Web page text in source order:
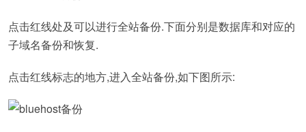
点击红线处及可以进行全站备份.下面分别是数据库和对应的
子域名备份和恢复.
点击红线标志的地方,进入全站备份,如下图所示: